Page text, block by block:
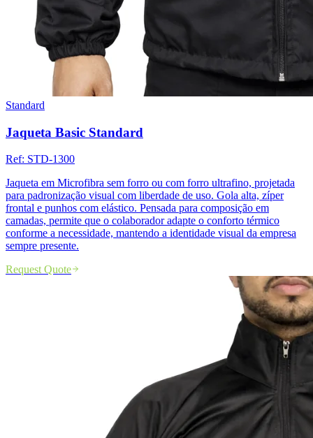
Standard
Jaqueta Basic Standard
Ref: STD-1300
Jaqueta em Microfibra sem forro ou com forro ultrafino, projetada
para padronização visual com liberdade de uso. Gola alta, zíper
frontal e punhos com elástico. Pensada para composição em
camadas, permite que o colaborador adapte o conforto térmico
conforme a necessidade, mantendo a identidade visual da empresa
sempre presente.
Request Quote